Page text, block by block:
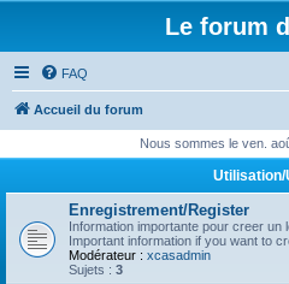
Le forum
FAQ
Accueil du forum
Nous sommes le ven.
Utilisation/
Enregistrement/Register
Information importante pour creer un
Important information if you want to
Modérateur : xcasadmin
Sujets : 3